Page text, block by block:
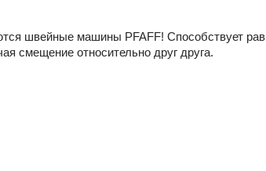
швейные машины PFAFF! Способствует
смещение относительно друг друга.